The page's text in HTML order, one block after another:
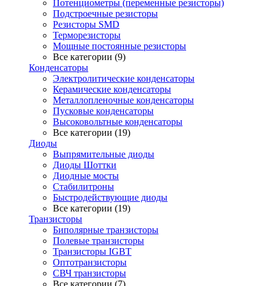
Потенциометры (переменные резисторы)
Подстроечные резисторы
Резисторы SMD
Терморезисторы
Мощные постоянные резисторы
Все категории (9)
Конденсаторы
Электролитические конденсаторы
Керамические конденсаторы
Металлопленочные конденсаторы
Пусковые конденсаторы
Высоковольтные конденсаторы
Все категории (19)
Диоды
Выпрямительные диоды
Диоды Шоттки
Диодные мосты
Стабилитроны
Быстродействующие диоды
Все категории (19)
Транзисторы
Биполярные транзисторы
Полевые транзисторы
Транзисторы IGBT
Оптотранзисторы
СВЧ транзисторы
Все категории (7)